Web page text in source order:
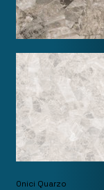
Onici Quarzo